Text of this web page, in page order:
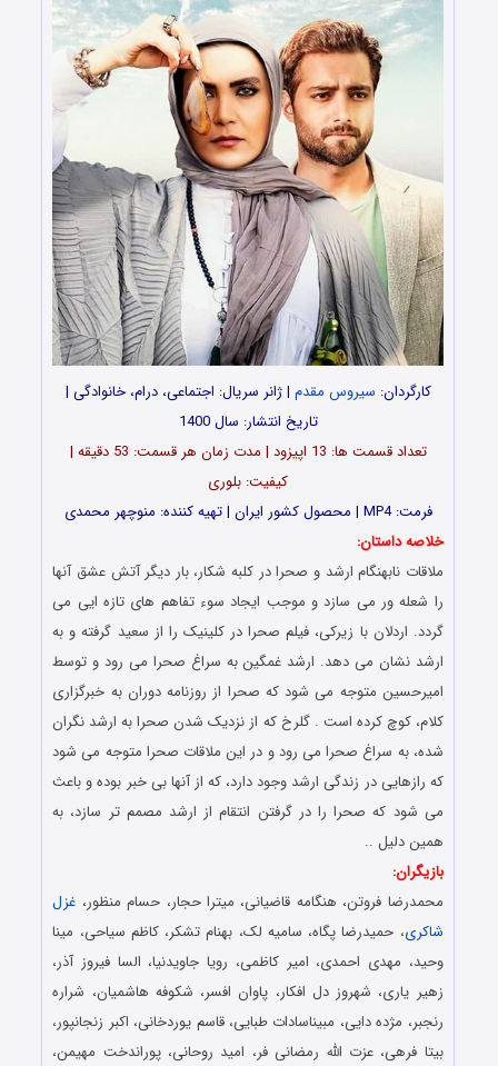
کارگردان: سیروس مقدم | ژانر سریال: اجتماعی، درام، خانوادگی |
تاریخ انتشار: سال 1400
تعداد قسمت ها: 13 اپیزود | مدت زمان هر قسمت: 53 دقیقه |
کیفیت: بلوری
فرمت: MP4 | محصول کشور ایران | تهیه کننده: منوچهر محمدی
خلاصه داستان:
ملاقات نابهنگام ارشد و صحرا در کلبه شکار، بار دیگر آتش عشق آنها
را شعله ور می سازد و موجب ایجاد سوء تفاهم های تازه ایی می
گردد. اردلان با زیرکی، فیلم صحرا در کلینیک را از سعید گرفته و به
ارشد نشان می دهد. ارشد غمگین به سراغ صحرا می رود و توسط
امیرحسین متوجه می شود که صحرا از روزنامه دوران به خبرگزاری
کلام، کوچ کرده است . گلرخ که از نزدیک شدن صحرا به ارشد نگران
شده، به سراغ صحرا می رود و در این ملاقات صحرا متوجه می شود
که رازهایی در زندگی ارشد وجود دارد، که از آنها بی خبر بوده و باعث
می شود که صحرا را در گرفتن انتقام از ارشد مصمم تر سازد، به
همین دلیل ..
بازیگران:
محمدرضا فروتن، هنگامه قاضیانی، میترا حجار، حسام منظور، غزل
شاکری، حمیدرضا پگاه، سامیه لک، بهنام تشکر، کاظم سیاحی، مینا
وحید، مهدی احمدی، امیر کاظمی، رویا جاویدنیا، السا فیروز آذر،
زهیر یاری، شهروز دل افکار، پاوان افسر، شکوفه هاشمیان، شراره
رنجبر، مژده دایی، مبیناسادات طبایی، قاسم یوردخانی، اکبر زنجانپور،
بیتا فرهی، عزت الله رمضانی فر، امید روحانی، پوراندخت مهیمن،